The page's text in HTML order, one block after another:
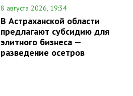
8 августа 2026, 19:34
В Астраханской области
предлагают субсидию для
элитного бизнеса —
разведение осетров